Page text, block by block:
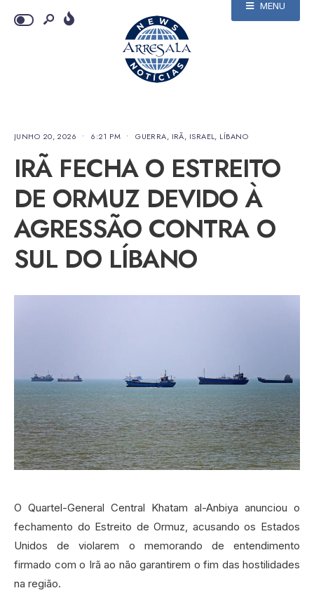
MENU
JUNHO 20, 2026 • 6:21 PM • GUERRA, IRÃ, ISRAEL, LÍBANO
IRÃ FECHA O ESTREITO
DE ORMUZ DEVIDO À
AGRESSÃO CONTRA O
SUL DO LÍBANO
O Quartel-General Central Khatam al-Anbiya anunciou o
fechamento do Estreito de Ormuz, acusando os Estados
Unidos de violarem o memorando de entendimento
firmado com o Irã ao não garantirem o fim das hostilidades
na região.